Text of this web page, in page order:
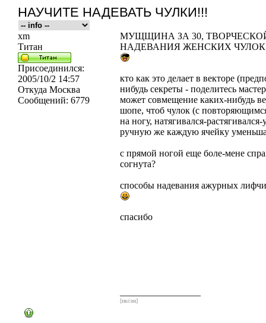
НАУЧИТЕ НАДЕВАТЬ ЧУЛКИ!!!
xm
Титан
Присоединился:
2005/10/2 14:57
Откуда Москва
Сообщений: 6779
МУЩЩИНА ЗА 30,
НАДЕВАНИЯ ЖЕНСКИХ
кто как это делает в векторе
нибудь секреты - поделитесь
может совмещение каких-нибудь
шопе, чтоб чулок (с
на ногу, натягивался-
ручную же каждую ячейку
с прямой ногой еще боле-мене
согнута?
способы надевания ажурных
спасибо
[икс́эм]